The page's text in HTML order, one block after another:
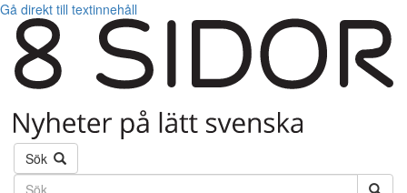
Gå direkt till textinnehåll
Sök
Söktext